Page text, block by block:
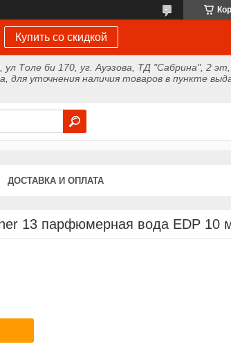
Купить со скидкой
Толе би 170, уг. Ауэзова, ТД "Сабрина", 2
для уточнения наличия товаров в пункте
ДОСТАВКА И ОПЛАТА
13 парфюмерная вода EDP 10